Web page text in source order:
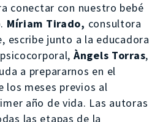
conectar con nuestro bebé
Míriam Tirado, consultora
escribe junto a la educadora
Àngels Torras,
a prepararnos en el
los meses previos al
año de vida. Las autoras
las etapas de la